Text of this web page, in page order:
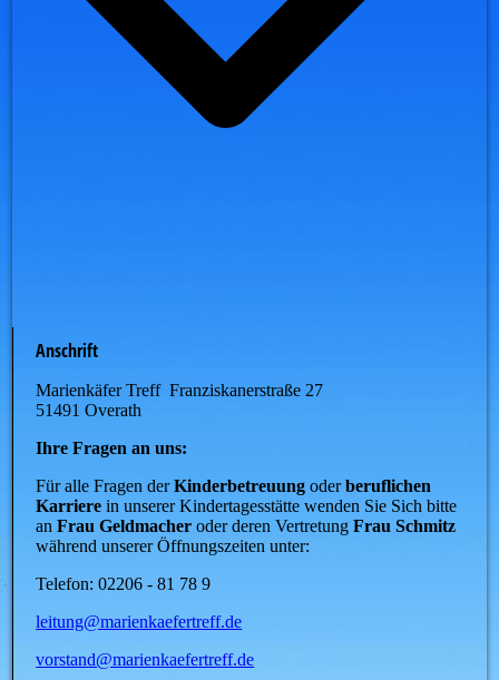
Anschrift
Marienkäfer Treff Franziskanerstraße 27
51491 Overath
Ihre Fragen an uns:
Für alle Fragen derKinderbetreuung oderberuflichen
Karriere in unserer Kindertagesstätte wenden Sie Sich bitte
anFrau Geldmacher oder deren VertretungFrau Schmitz
während unserer Öffnungszeiten unter:
Telefon: 02206 - 81 78 9
leitung@marienkaefertreff.de
vorstand@marienkaefertreff.de